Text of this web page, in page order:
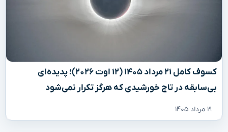
کسوف کامل ۲۱ مرداد ۱۴۰۵ (۱۲ اوت ۲۰۲۶)؛ پدیده‌ای
بی‌سابقه در تاج خورشیدی که هرگز تکرار نمی‌شود
۱۹ مرداد ۱۴۰۵